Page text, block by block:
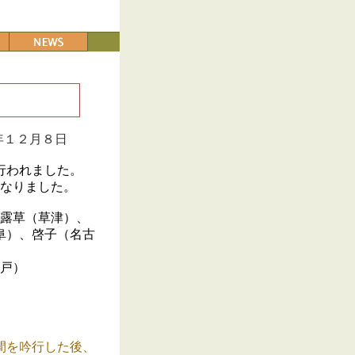
２月８日
れました。
りました。
（草津）、
啓子（名古
吟行した後、